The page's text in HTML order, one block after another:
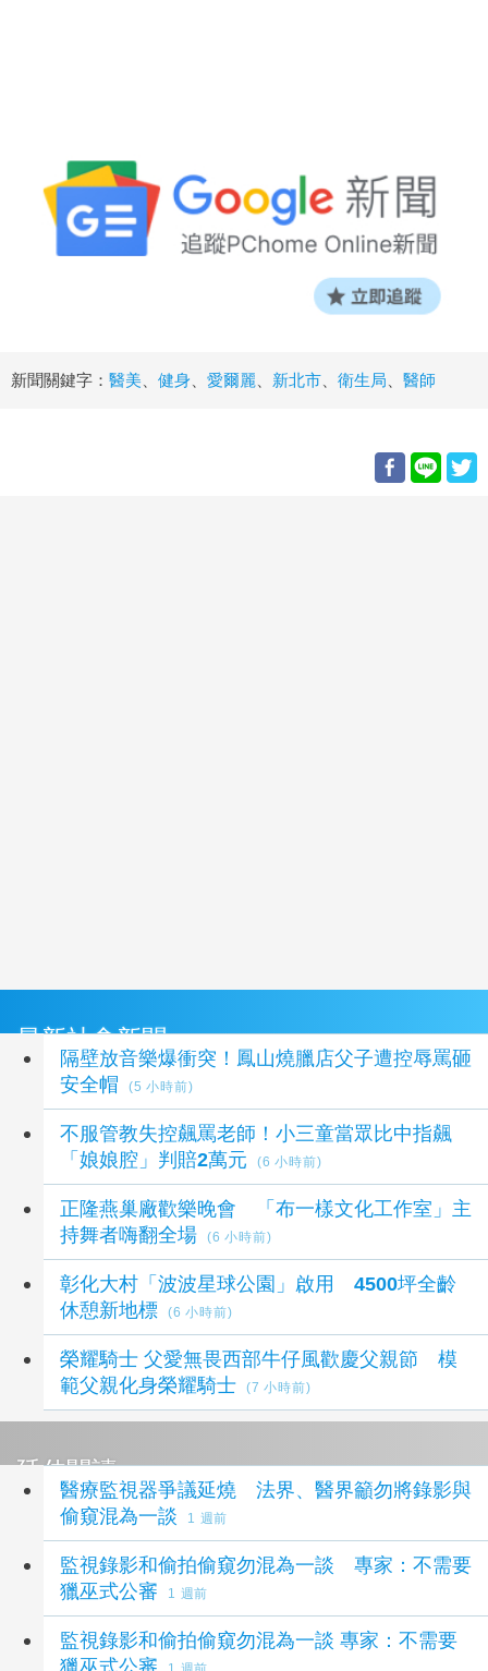
新聞關鍵字： 醫美 健身 愛爾麗 新北市 衛生局 醫師
最新社會新聞
隔壁放音樂爆衝突！鳳山燒臘店父子遭控辱罵砸
安全帽
(5 小時前)
不服管教失控飆罵老師！小三童當眾比中指飆
「娘娘腔」判賠2萬元
(6 小時前)
正隆燕巢廠歡樂晚會 「布一樣文化工作室」主
持舞者嗨翻全場
(6 小時前)
彰化大村「波波星球公園」啟用 4500坪全齡
休憩新地標
(6 小時前)
榮耀騎士 父愛無畏西部牛仔風歡慶父親節 模
範父親化身榮耀騎士
(7 小時前)
延伸閱讀
醫療監視器爭議延燒 法界、醫界籲勿將錄影與
偷窺混為一談
1 週前
監視錄影和偷拍偷窺勿混為一談 專家：不需要
獵巫式公審
1 週前
監視錄影和偷拍偷窺勿混為一談 專家：不需要
獵巫式公審